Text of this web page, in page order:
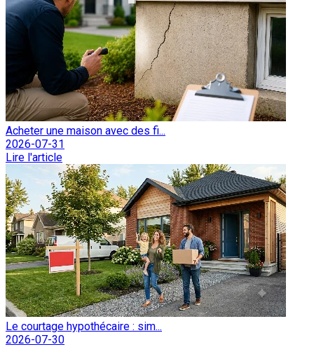
Acheter une maison avec des fi...
2026-07-31
Lire l'article
Le courtage hypothécaire : sim...
2026-07-30